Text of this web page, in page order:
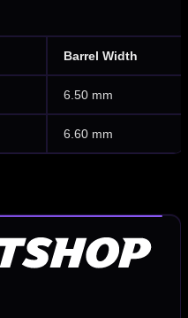
Barrel Width
6.50 mm
6.60 mm